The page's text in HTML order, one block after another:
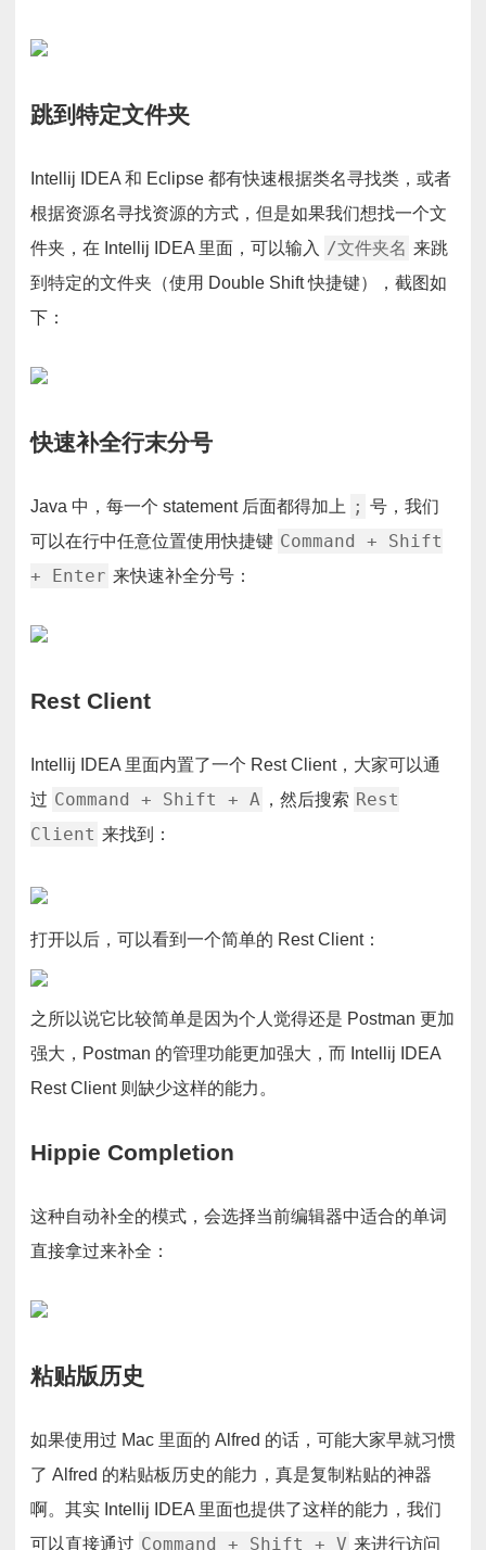
跳到特定文件夹
Intellij IDEA 和 Eclipse 都有快速根据类名寻找类，或者
根据资源名寻找资源的方式，但是如果我们想找一个文
件夹，在 Intellij IDEA 里面，可以输入 /文件夹名 来跳
到特定的文件夹（使用 Double Shift 快捷键），截图如
下：
快速补全行末分号
Java 中，每一个 statement 后面都得加上 ; 号，我们
可以在行中任意位置使用快捷键 Command + Shift
+ Enter 来快速补全分号：
Rest Client
Intellij IDEA 里面内置了一个 Rest Client，大家可以通
过 Command + Shift + A ，然后搜索 Rest
Client 来找到：
打开以后，可以看到一个简单的 Rest Client：
之所以说它比较简单是因为个人觉得还是 Postman 更加
强大，Postman 的管理功能更加强大，而 Intellij IDEA
Rest Client 则缺少这样的能力。
Hippie Completion
这种自动补全的模式，会选择当前编辑器中适合的单词
直接拿过来补全：
粘贴版历史
如果使用过 Mac 里面的 Alfred 的话，可能大家早就习惯
了 Alfred 的粘贴板历史的能力，真是复制粘贴的神器
啊。其实 Intellij IDEA 里面也提供了这样的能力，我们
可以直接通过 Command + Shift + V 来进行访问